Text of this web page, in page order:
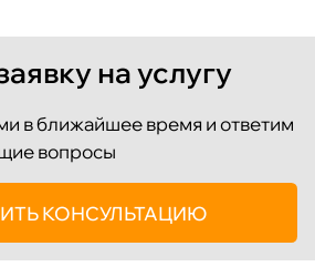
на услугу
в ближайшее время и ответим
вопросы
КОНСУЛЬТАЦИЮ